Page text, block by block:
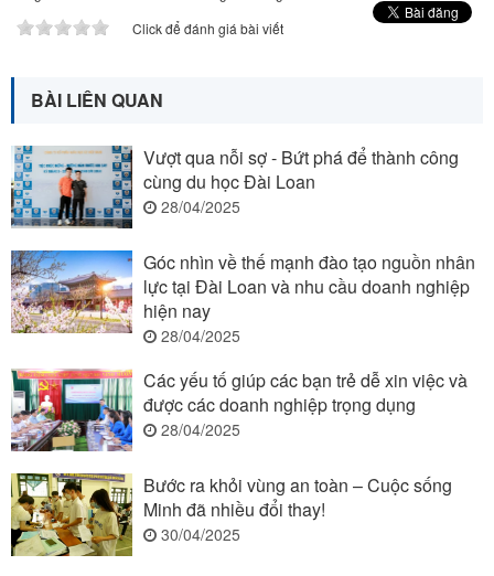
Click để đánh giá bài viết
BÀI LIÊN QUAN
Vượt qua nỗi sợ - Bứt phá để thành công
cùng du học Đài Loan
28/04/2025
Góc nhìn về thế mạnh đào tạo nguồn nhân
lực tại Đài Loan và nhu cầu doanh nghiệp
hiện nay
28/04/2025
Các yếu tố giúp các bạn trẻ dễ xin việc và
được các doanh nghiệp trọng dụng
28/04/2025
Bước ra khỏi vùng an toàn – Cuộc sống
Minh đã nhiều đổi thay!
30/04/2025